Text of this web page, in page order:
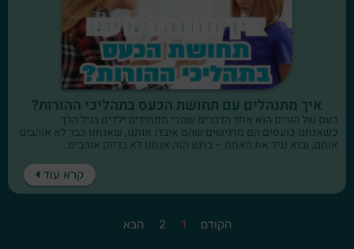
איך מתנהלים עם תחושת הכעס בתהליכי ההורות?
כעס של הורים הוא אחד הדברים שהכי מפחידים ילדים בגיל הרך.
כשאנחנו כועסים הם מרגישים שהם איבדו אותנו, שאנחנו כבר לא אוהבים
אותם, ובוא נגיד את האמת – ברגע הזה אנחנו לא בדיוק אוהבים…
קרא עוד
הקודם 1
2 הבא